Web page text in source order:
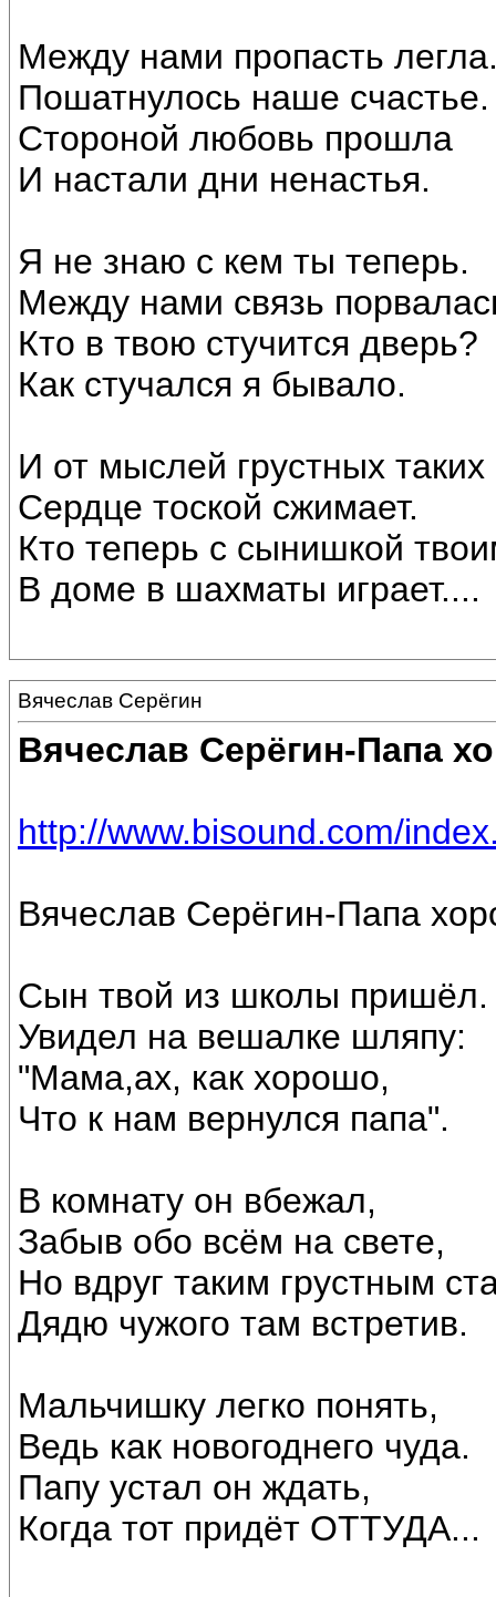
Между нами пропасть
Пошатнулось наше счастье.
Стороной любовь прошла
И настали дни ненастья.
Я не знаю с кем ты теперь.
Между нами связь
Кто в твою стучится дверь?
Как стучался я бывало.
И от мыслей грустных таких
Сердце тоской сжимает.
Кто теперь с сынишкой
В доме в шахматы играет....
Вячеслав Серёгин
Вячеслав Серёгин-Папа
http://www.bisound.com/
Вячеслав Серёгин-Папа
Сын твой из школы пришёл.
Увидел на вешалке шляпу:
"Мама,ах, как хорошо,
Что к нам вернулся папа".
В комнату он вбежал,
Забыв обо всём на свете,
Но вдруг таким грустным
Дядю чужого там встретив.
Мальчишку легко понять,
Ведь как новогоднего чуда.
Папу устал он ждать,
Когда тот придёт ОТТУДА...